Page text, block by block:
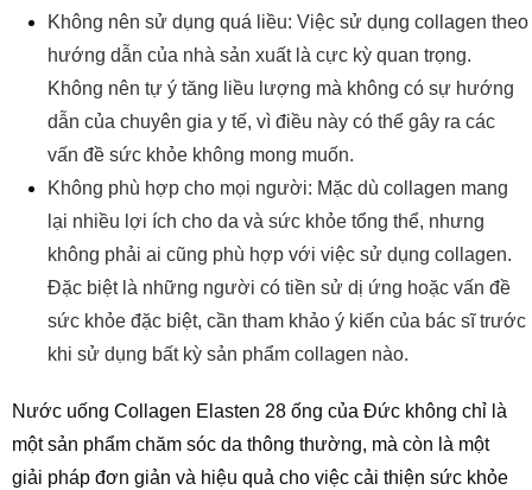
Không nên sử dụng quá liều: Việc sử dụng collagen theo
hướng dẫn của nhà sản xuất là cực kỳ quan trọng.
Không nên tự ý tăng liều lượng mà không có sự hướng
dẫn của chuyên gia y tế, vì điều này có thể gây ra các
vấn đề sức khỏe không mong muốn.
Không phù hợp cho mọi người: Mặc dù collagen mang
lại nhiều lợi ích cho da và sức khỏe tổng thể, nhưng
không phải ai cũng phù hợp với việc sử dụng collagen.
Đặc biệt là những người có tiền sử dị ứng hoặc vấn đề
sức khỏe đặc biệt, cần tham khảo ý kiến của bác sĩ trước
khi sử dụng bất kỳ sản phẩm collagen nào.
Nước uống Collagen Elasten 28 ống của Đức không chỉ là
một sản phẩm chăm sóc da thông thường, mà còn là một
giải pháp đơn giản và hiệu quả cho việc cải thiện sức khỏe